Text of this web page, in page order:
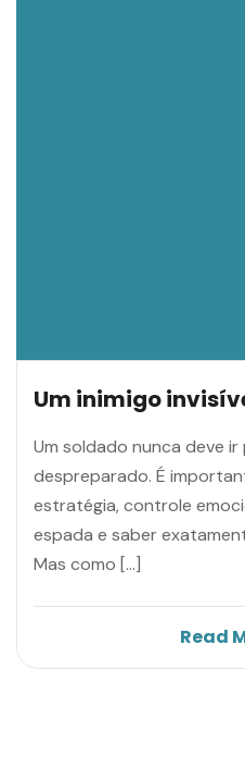
Um inimigo
Um soldado nunca deve
despreparado. É
estratégia, controle
espada e saber
Mas como […]
Read